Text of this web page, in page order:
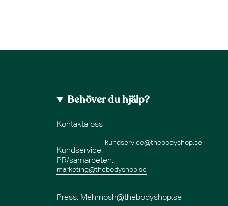
Behöver du hjälp?
Kontakta oss
Kundservice:
kundservice@thebodyshop.se
PR/samarbeten:
marketing@thebodyshop.se
Press: Mehrnosh@thebodyshop.se